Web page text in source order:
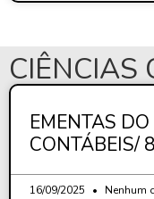
CIÊNCIAS
EMENTAS
CONTÁBEIS/
16/09/2025 Nenhum